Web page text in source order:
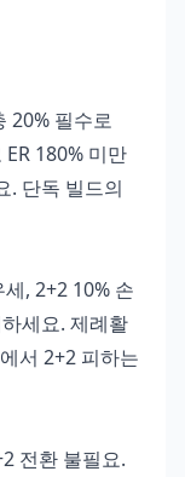
20% 필수로
180% 미만
. 단독 빌드의
, 2+2 10% 손
세요. 제례활
서 2+2 피하는
전환 불필요.